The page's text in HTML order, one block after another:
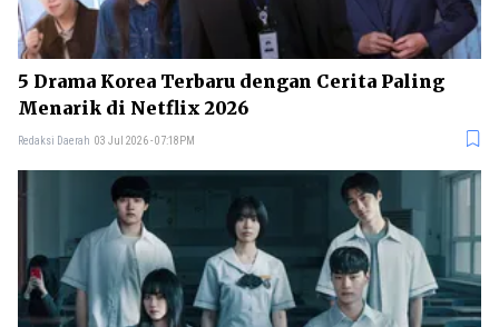
5 Drama Korea Terbaru dengan Cerita Paling
Menarik di Netflix 2026
Redaksi Daerah 03 Jul 2026 - 07:18PM